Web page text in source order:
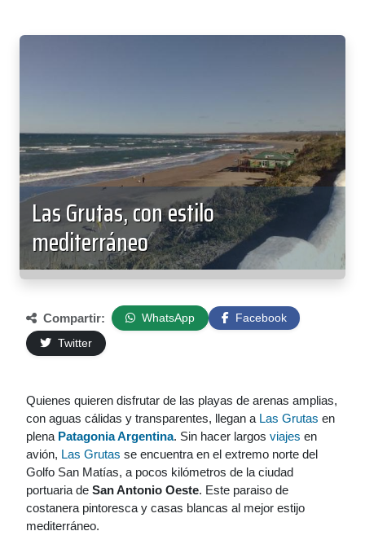
Las Grutas, con estilo
mediterráneo
Compartir: WhatsApp
Facebook
Twitter
Quienes quieren disfrutar de las playas de arenas amplias,
con aguas cálidas y transparentes, llegan a Las Grutas en
plena Patagonia Argentina. Sin hacer largos viajes en
avión, Las Grutas se encuentra en el extremo norte del
Golfo San Matías, a pocos kilómetros de la ciudad
portuaria de San Antonio Oeste. Este paraiso de
costanera pintoresca y casas blancas al mejor estijo
mediterráneo.